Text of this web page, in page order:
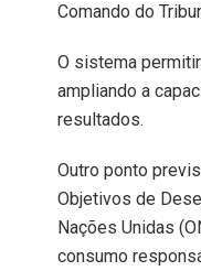
Comando do
O sistema
ampliando a
resultados.
Outro ponto
Objetivos de
Nações Unidas
consumo